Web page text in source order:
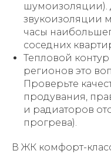
шумоизоляции).
звукоизоляции
часы
соседних
Тепловой
регионов это
Проверьте
продувания,
и радиаторов
прогрева).
В ЖК комфорт-